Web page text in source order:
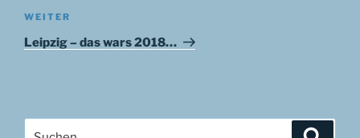
Nächster
Beitrag
WEITER
Leipzig – das wars 2018…